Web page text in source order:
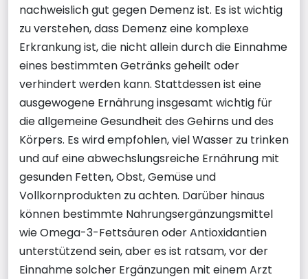
nachweislich gut gegen Demenz ist. Es ist wichtig
zu verstehen, dass Demenz eine komplexe
Erkrankung ist, die nicht allein durch die Einnahme
eines bestimmten Getränks geheilt oder
verhindert werden kann. Stattdessen ist eine
ausgewogene Ernährung insgesamt wichtig für
die allgemeine Gesundheit des Gehirns und des
Körpers. Es wird empfohlen, viel Wasser zu trinken
und auf eine abwechslungsreiche Ernährung mit
gesunden Fetten, Obst, Gemüse und
Vollkornprodukten zu achten. Darüber hinaus
können bestimmte Nahrungsergänzungsmittel
wie Omega-3-Fettsäuren oder Antioxidantien
unterstützend sein, aber es ist ratsam, vor der
Einnahme solcher Ergänzungen mit einem Arzt